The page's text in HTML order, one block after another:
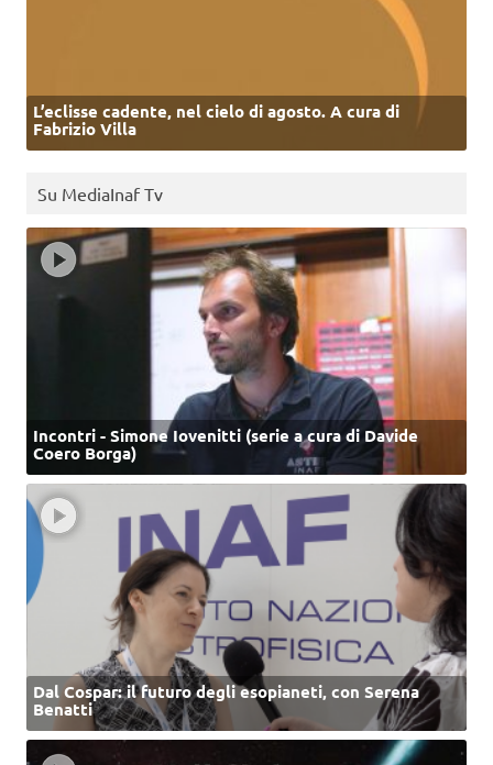
L’eclisse cadente, nel cielo di agosto. A cura di
Fabrizio Villa
Su MediaInaf Tv
Incontri - Simone Iovenitti (serie a cura di Davide
Coero Borga)
Dal Cospar: il futuro degli esopianeti, con Serena
Benatti